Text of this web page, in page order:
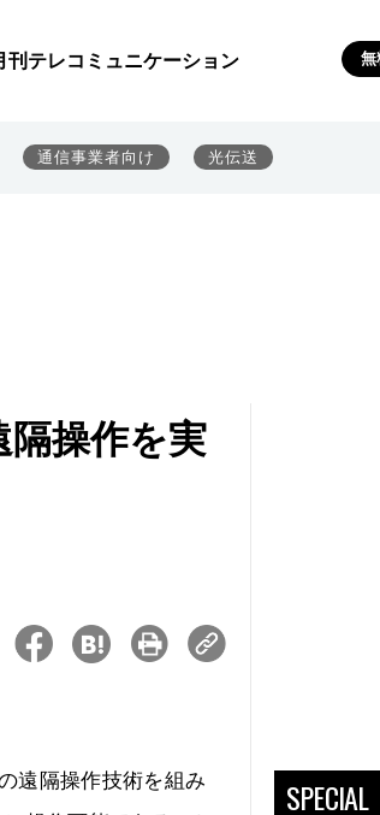
刊テレコミュニケーション 無
通信事業者向け 光伝送
操作を実
遠隔操作技術を組み
SPECIAL